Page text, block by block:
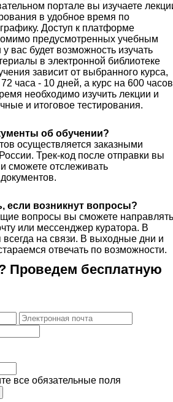
портале вы изучаете
в удобное время по
Доступ к платформе
предусмотренных учебным
вас будет возможность изучать
в электронной библиотеке
зависит от выбранного курса,
часа - 10 дней, а курс на 600
необходимо изучить лекции и
и итоговое тестирования.
об обучении?
осуществляется заказными
Трек-код после отправки вы
сможете отслеживать
если возникнут вопросы?
вопросы вы сможете направлять
или мессенджер куратора. В
на связи. В выходные дни и
отвечать по возможности.
Проведем бесплатную
все обязательные поля